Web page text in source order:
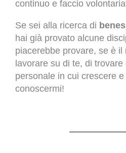
continuo e faccio
Se sei alla ricerca di
hai già provato alcune
piacerebbe provare, se è
lavorare su di te, di trovare
personale in cui crescere
conoscermi!